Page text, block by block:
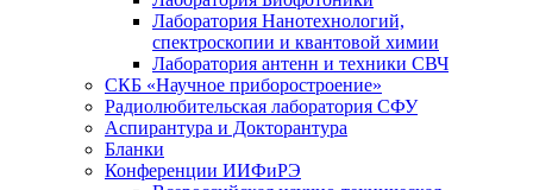
Лаборатория Нанотехнологий,
спектроскопии и квантовой химии
Лаборатория антенн и техники СВЧ
СКБ «Научное приборостроение»
Радиолюбительская лаборатория СФУ
Аспирантура и Докторантура
Бланки
Конференции ИИФиРЭ